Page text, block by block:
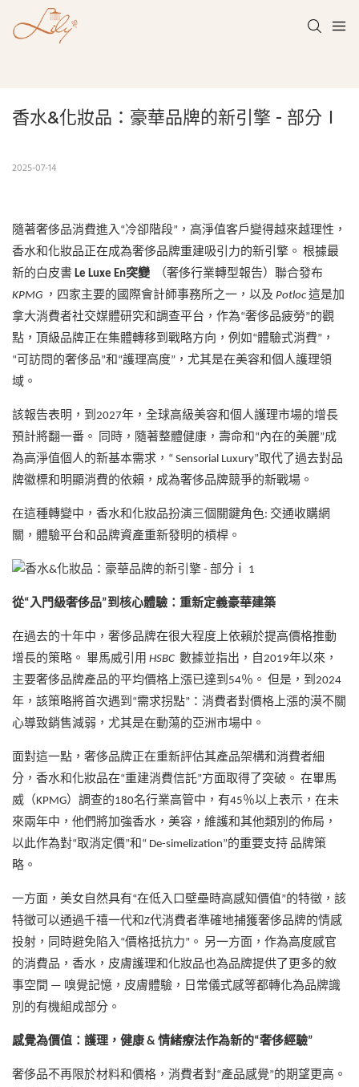
香水&化妝品：豪華品牌的新引擎 - 部分ⅰ
2025-07-14
隨著奢侈品消費進入“冷卻階段”，高淨值客戶變得越來越理性，
香水和化妝品正在成為奢侈品牌重建吸引力的新引擎。 根據最
新的白皮書 Le Luxe En突變
（奢侈行業轉型報告）聯合發布
KPMG ，四家主要的國際會計師事務所之一，以及 Potloc 這是加
拿大消費者社交媒體研究和調查平台，作為“奢侈品疲勞”的觀
點，頂級品牌正在集體轉移到戰略方向，例如“體驗式消費”，
“可訪問的奢侈品”和“護理高度”，尤其是在美容和個人護理領
域。
該報告表明，到2027年，全球高級美容和個人護理市場的增長
預計將翻一番。 同時，隨著整體健康，壽命和“內在的美麗”成
為高淨值個人的新基本需求，“ Sensorial Luxury”取代了過去對品
牌徽標和明顯消費的依賴，成為奢侈品牌競爭的新戰場。
在這種轉變中，香水和化妝品扮演三個關鍵角色: 交通收購網
關，體驗平台和品牌資產重新發明的槓桿。
從“入門級奢侈品”到核心體驗：重新定義豪華建築
在過去的十年中，奢侈品牌在很大程度上依賴於提高價格推動
增長的策略。 畢馬威引用 HSBC 數據並指出，自2019年以來，
主要奢侈品牌產品的平均價格上漲已達到54％。 但是，到2024
年，該策略將首次遇到“需求拐點”：消費者對價格上漲的漠不關
心導致銷售減弱，尤其是在動蕩的亞洲市場中。
面對這一點，奢侈品牌正在重新評估其產品架構和消費者細
分，香水和化妝品在“重建消費信託”方面取得了突破。 在畢馬
威（KPMG）調查的180名行業高管中，有45％以上表示，在未
來兩年中，他們將加強香水，美容，維護和其他類別的佈局，
以此作為對“取消定價”和“ De-simelization”的重要支持 品牌策
略。
一方面，美女自然具有“在低入口壁壘時高感知價值”的特徵，該
特徵可以通過千禧一代和Z代消費者準確地捕獲奢侈品牌的情感
投射，同時避免陷入“價格抵抗力”。 另一方面，作為高度感官
的消費品，香水，皮膚護理和化妝品也為品牌提供了更多的敘
事空間 — 嗅覺記憶，皮膚體驗，日常儀式感等都轉化為品牌識
別的有機組成部分。
感覺為價值：護理，健康 & 情緒療法作為新的“奢侈經驗”
奢侈品不再限於材料和價格，消費者對“產品感覺”的期望更高。